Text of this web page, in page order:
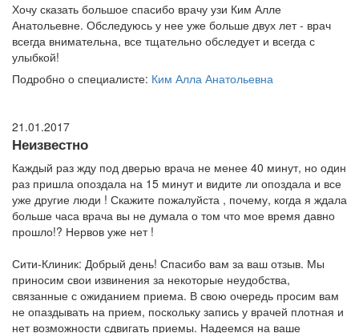
Хочу сказать большое спасибо врачу узи Ким Алле
Анатольевне. Обследуюсь у нее уже больше двух лет - врач
всегда внимательна, все тщательно обследует и всегда с
улыбкой!
Подробно о специалисте: Ким Алла Анатольевна
21.01.2017
Неизвестно
Каждый раз жду под дверью врача не менее 40 минут, но один
раз пришла опоздала на 15 минут и видите ли опоздала и все
уже другие люди ! Скажите пожалуйста , почему, когда я ждала
больше часа врача вы не думала о том что мое время давно
прошло!? Нервов уже нет !
Сити-Клиник: Добрый день! Спасибо вам за ваш отзыв. Мы
приносим свои извинения за некоторые неудобства,
связанные с ожиданием приема. В свою очередь просим вам
не опаздывать на прием, поскольку запись у врачей плотная и
нет возможности сдвигать приемы. Надеемся на ваше